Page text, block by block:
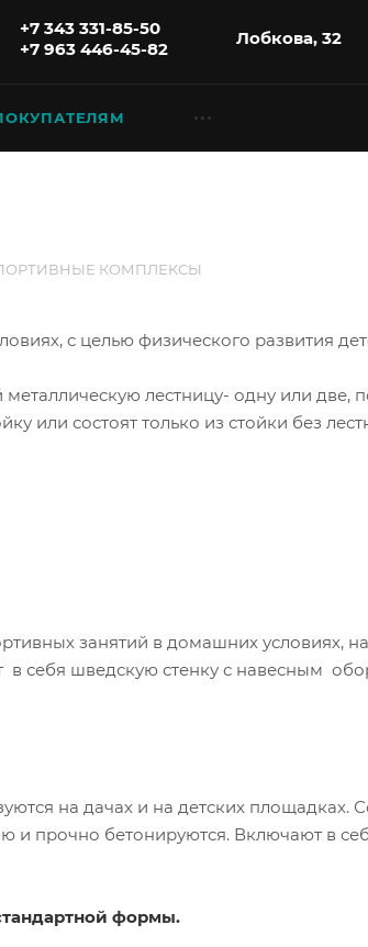
+7 343 331-85-50
+7 963 446-45-82
Лобкова, 32
КОМПЛЕКСЫ
с целью физического развития
лестницу- одну или две,
или состоят только из стойки без
занятий в домашних условиях,
шведскую стенку с навесным
на дачах и на детских площадках.
и прочно бетонируются. Включают в
формы.